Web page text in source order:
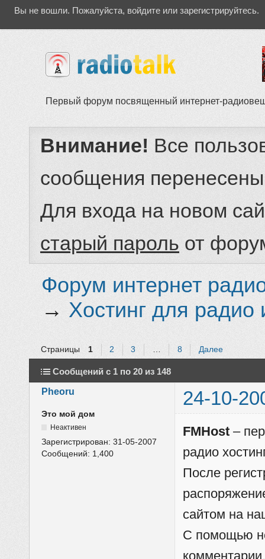
Вы не вошли. Пожалуйста, войдите или зарегистрируйтесь.
Первый форум посвященный интернет-
Внимание! Все
сообщения
Для входа на новом
старый пароль от
Форум интернет
→ Хостинг для радио
Страницы 1 2 3 … 8 Далее
Сообщений с 1 по 20 из 148
Pheoru
24-10-
Это мой дом
Неактивен
Зарегистрирован:31-05-2007
Сообщений: 1,400
FMHost –
радио
После
сайтом на
С помощью